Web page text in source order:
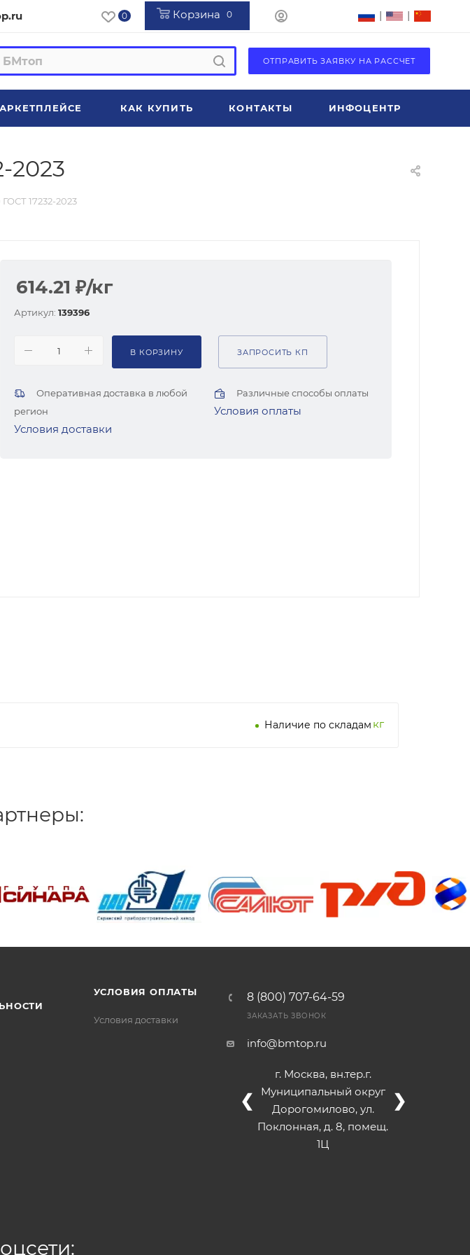
0 Корзина 0 | |
ОТПРАВИТЬ ЗАЯВКУ НА РАССЧЕТ
КАК КУПИТЬ КОНТАКТЫ ИНФОЦЕНТР
2023
17232-2023
614.21 ₽/кг
Артикул: 139396
В КОРЗИНУ ЗАПРОСИТЬ КП
Оперативная доставка в любой
регион
Условия доставки
Различные способы оплаты
Условия оплаты
Наличие по складам кг
УСЛОВИЯ ОПЛАТЫ
Условия доставки
8 (800) 707-64-59
ЗАКАЗАТЬ ЗВОНОК
info@bmtop.ru
г. Москва, вн.тер.г.
Муниципальный округ
Дорогомилово, ул.
Поклонная, д. 8, помещ.
1Ц
❮ ❯